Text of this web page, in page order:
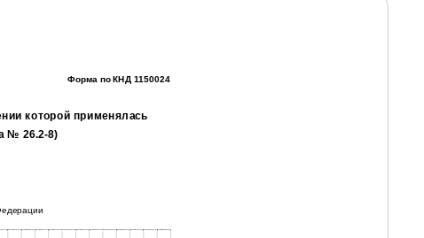
Форма по КНД 1150024
которой применялась
№ 26.2-8)